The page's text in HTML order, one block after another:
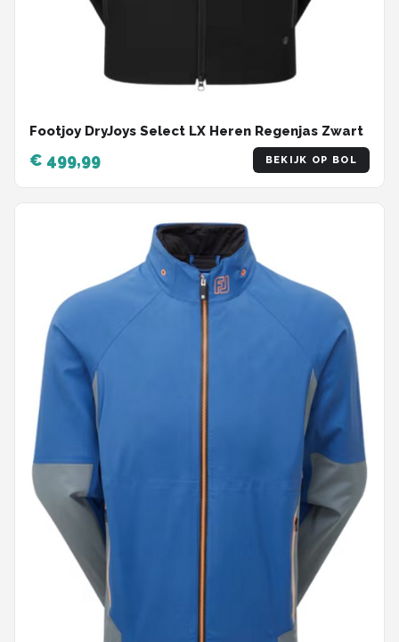
Footjoy DryJoys Select LX Heren Regenjas Zwart
€ 499,99 BEKIJK OP BOL